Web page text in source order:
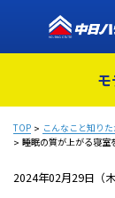
TOP
こんなこと知り
睡眠の質が上がる寝室
2024年02月29日（木